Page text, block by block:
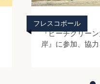
フレスコボール
2026/3/30/
『ビーチクリー
岸』に参加、協